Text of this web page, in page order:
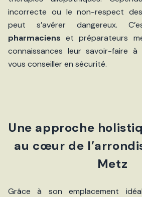
incorrecte ou le non-respect
peut s’avérer dangereux.
pharmaciens et préparateurs
connaissances leur savoir-faire
vous conseiller en sécurité.
Une approche
au cœur de
Metz
Grâce à son emplacement